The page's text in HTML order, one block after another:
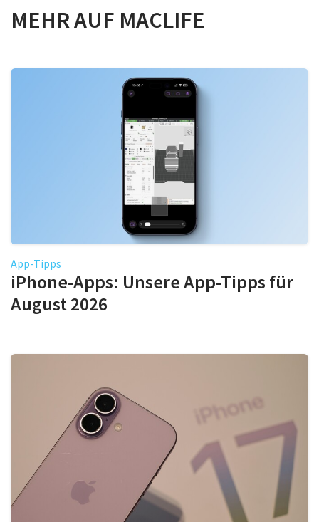
MEHR AUF MACLIFE
App-Tipps
iPhone-Apps: Unsere App-Tipps für
August 2026